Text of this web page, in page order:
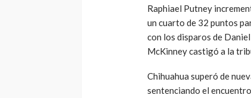
Raphiael Putney
un cuarto de 32 puntos
con los disparos de
McKinney castigó a la
Chihuahua superó de
sentenciando el